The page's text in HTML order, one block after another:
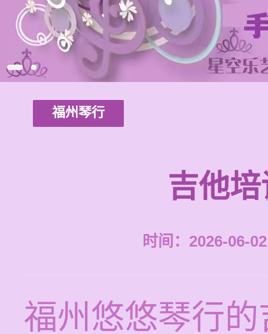
福州琴行
吉他
时间：2026-06-
福州悠悠琴行